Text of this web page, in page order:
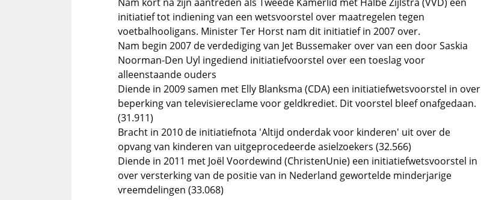
initiatief tot indiening van een wetsvoorstel over maatregelen tegen
voetbalhooligans. Minister Ter Horst nam dit initiatief in 2007 over.
Nam begin 2007 de verdediging van Jet Bussemaker over van een door Saskia
Noorman-Den Uyl ingediend initiatiefvoorstel over een toeslag voor
alleenstaande ouders
Diende in 2009 samen met Elly Blanksma (CDA) een initiatiefwetsvoorstel in over
beperking van televisiereclame voor geldkrediet. Dit voorstel bleef onafgedaan.
(31.911)
Bracht in 2010 de initiatiefnota 'Altijd onderdak voor kinderen' uit over de
opvang van kinderen van uitgeprocedeerde asielzoekers (32.566)
Diende in 2011 met Joël Voordewind (ChristenUnie) een initiatiefwetsvoorstel in
over versterking van de positie van in Nederland gewortelde minderjarige
vreemdelingen (33.068)